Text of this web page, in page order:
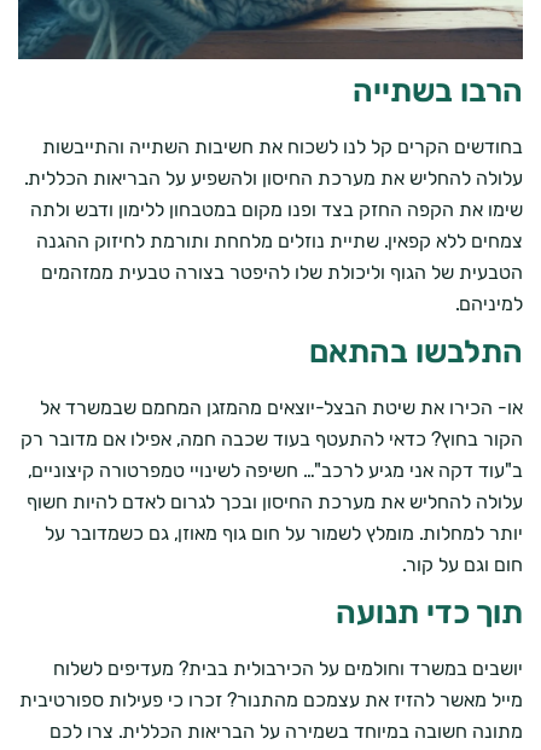
הרבו בשתייה
בחודשים הקרים קל לנו לשכוח את חשיבות השתייה והתייבשות
עלולה להחליש את מערכת החיסון ולהשפיע על הבריאות הכללית.
שימו את הקפה החזק בצד ופנו מקום במטבחון ללימון ודבש ולתה
צמחים ללא קפאין. שתיית נוזלים מלחחת ותורמת לחיזוק ההגנה
הטבעית של הגוף וליכולת שלו להיפטר בצורה טבעית ממזהמים
למיניהם.
התלבשו בהתאם
או- הכירו את שיטת הבצל-יוצאים מהמזגן המחמם שבמשרד אל
הקור בחוץ? כדאי להתעטף בעוד שכבה חמה, אפילו אם מדובר רק
ב"עוד דקה אני מגיע לרכב"… חשיפה לשינויי טמפרטורה קיצוניים,
עלולה להחליש את מערכת החיסון ובכך לגרום לאדם להיות חשוף
יותר למחלות. מומלץ לשמור על חום גוף מאוזן, גם כשמדובר על
חום וגם על קור.
תוך כדי תנועה
יושבים במשרד וחולמים על הכירבולית בבית? מעדיפים לשלוח
מייל מאשר להזיז את עצמכם מהתנור? זכרו כי פעילות ספורטיבית
מתונה חשובה במיוחד בשמירה על הבריאות הכללית. צרו לכם